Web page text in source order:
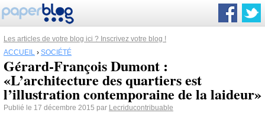
Les articles de votre blog ici ? Inscrivez votre blog !
ACCUEIL › SOCIÉTÉ
Gérard-François Dumont :
«L’architecture des quartiers est
l’illustration contemporaine de la laideur»
Publié le 17 décembre 2015 par Lecriducontribuable